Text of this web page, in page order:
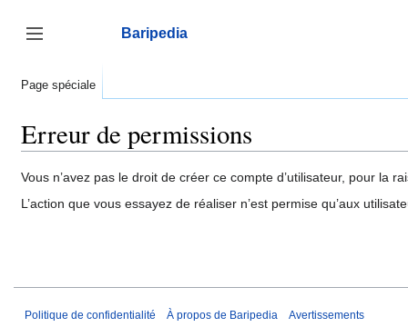
contenu
Afficher / masquer la barre latérale
Baripedia
Page spéciale
Erreur de permissions
Vous n’avez pas le droit de créer ce compte d’utilisateur, pour la
L’action que vous essayez de réaliser n’est permise qu’aux
Politique de confidentialité À propos de Baripedia Avertissements